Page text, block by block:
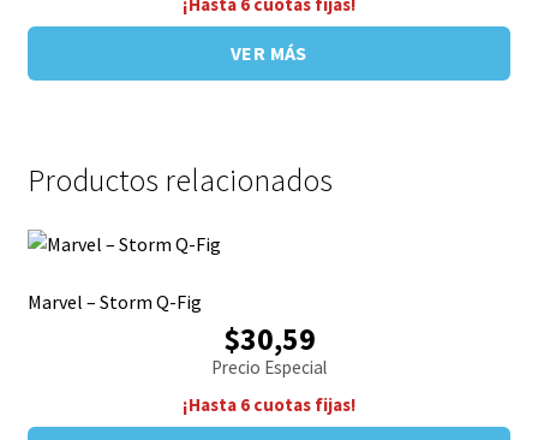
VER MÁS
Productos relacionados
Marvel – Storm Q-Fig
$30,59
Precio Especial
¡Hasta 6 cuotas fijas!